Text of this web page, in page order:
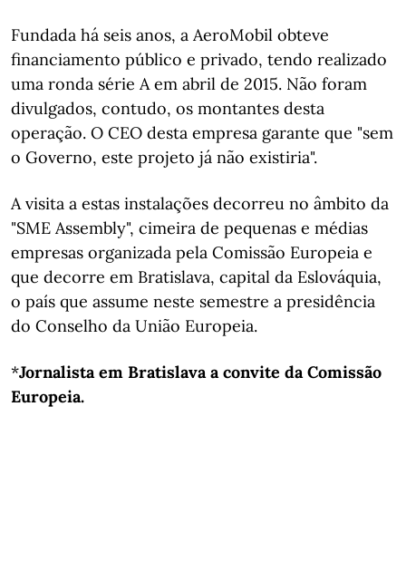
Fundada há seis anos, a AeroMobil obteve
financiamento público e privado, tendo realizado
uma ronda série A em abril de 2015. Não foram
divulgados, contudo, os montantes desta
operação. O CEO desta empresa garante que "sem
o Governo, este projeto já não existiria".
A visita a estas instalações decorreu no âmbito da
"SME Assembly", cimeira de pequenas e médias
empresas organizada pela Comissão Europeia e
que decorre em Bratislava, capital da Eslováquia,
o país que assume neste semestre a presidência
do Conselho da União Europeia.
*Jornalistaem Bratislava a convite da Comissão
Europeia.